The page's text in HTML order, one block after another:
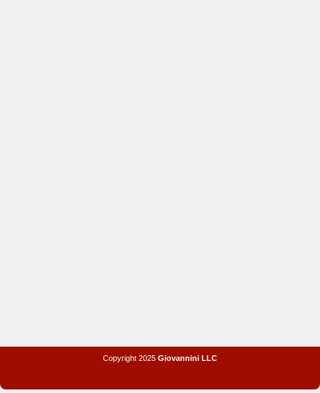
Copyright 2025 Giovannini LLC